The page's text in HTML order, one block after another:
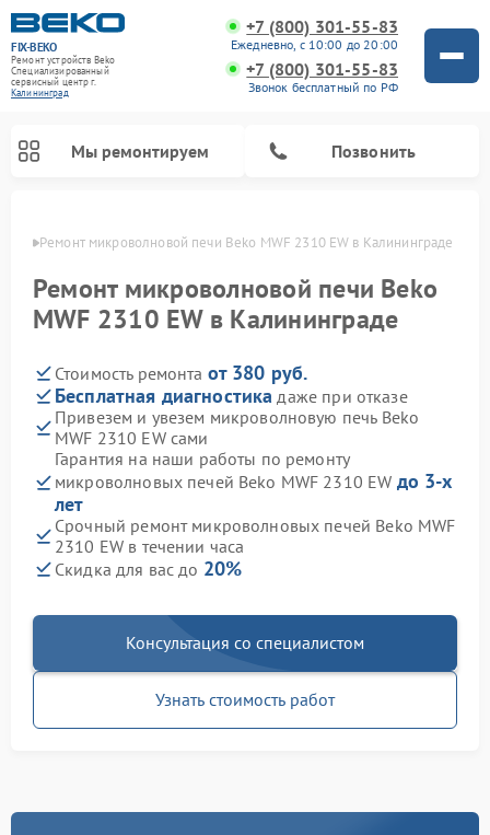
FIX-BEKO
Ремонт устройств Beko
Специализированный
cервисный центр г.
Калининград
+7 (800) 301-55-83
Ежедневно, с 10:00 до 20:00
+7 (800) 301-55-83
Звонок бесплатный по РФ
Мы ремонтируем Позвонить
Ремонт микроволновой печи Beko MWF 2310 EW в Калининграде
Ремонт микроволновой печи Beko
MWF 2310 EW в Калининграде
Стоимость ремонта от 380 руб.
Бесплатная диагностика даже при отказе
Привезем и увезем микроволновую печь Beko
MWF 2310 EW сами
Гарантия на наши работы по ремонту
микроволновых печей Beko MWF 2310 EW до 3-х
лет
Срочный ремонт микроволновых печей Beko MWF
2310 EW в течении часа
Скидка для вас до 20%
Консультация со специалистом
Узнать стоимость работ